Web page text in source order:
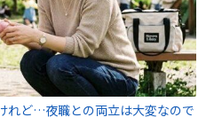
れど…夜職との両立は大変なので